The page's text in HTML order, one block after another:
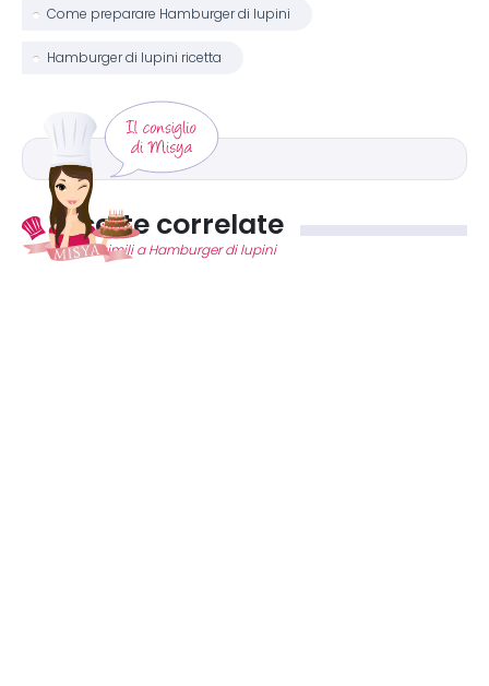
Come preparare Hamburger di lupini
Hamburger di lupini ricetta
Ricette correlate
Ricette simili a Hamburger di lupini